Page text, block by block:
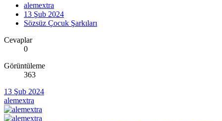
alemextra
13 Şub 2024
Sözsüz Çocuk Şarkıları
Cevaplar
0
Görüntüleme
363
13 Şub 2024
alemextra